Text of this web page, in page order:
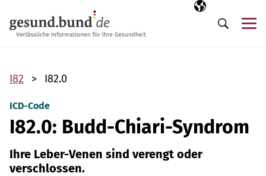
Ausgewählte
DE
Suche
I82 I82.0
ICD-Code
I82.0: Budd-Chiari-Syndrom
Ihre Leber-Venen sind verengt oder
verschlossen.